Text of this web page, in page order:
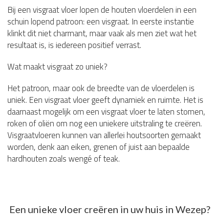
Bij een visgraat vloer lopen de houten vloerdelen in een
schuin lopend patroon: een visgraat. In eerste instantie
klinkt dit niet charmant, maar vaak als men ziet wat het
resultaat is, is iedereen positief verrast.
Wat maakt visgraat zo uniek?
Het patroon, maar ook de breedte van de vloerdelen is
uniek. Een visgraat vloer geeft dynamiek en ruimte. Het is
daarnaast mogelijk om een visgraat vloer te laten stomen,
roken of oliën om nog een uniekere uitstraling te creëren.
Visgraatvloeren kunnen van allerlei houtsoorten gemaakt
worden, denk aan eiken, grenen of juist aan bepaalde
hardhouten zoals wengé of teak.
Een unieke vloer creëren in uw huis in Wezep?